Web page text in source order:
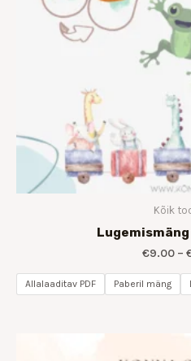
Kõik
€9.00 –
Allalaaditav PDF Paberil mäng